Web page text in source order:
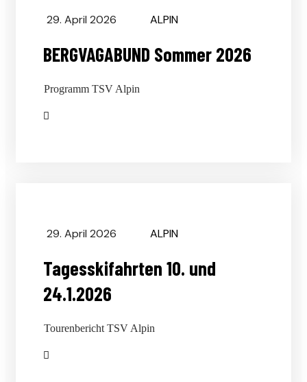
29. April 2026 ALPIN
BERGVAGABUND Sommer 2026
Programm TSV Alpin
29. April 2026 ALPIN
Tagesskifahrten 10. und
24.1.2026
Tourenbericht TSV Alpin